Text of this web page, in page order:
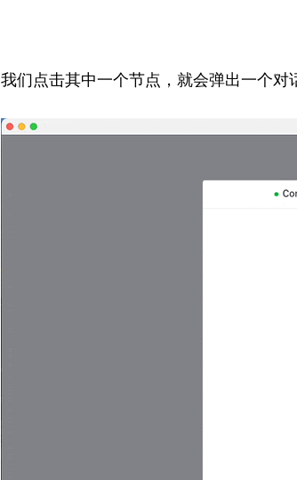
我们点击其中一个节点，就会弹出一个对